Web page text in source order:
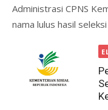
Administrasi CPNS
nama lulus hasil